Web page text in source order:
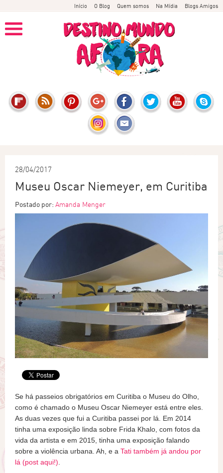
Início O Blog Quem somos Na Mídia Blogs Amigos
28/04/2017
Museu Oscar Niemeyer, em Curitiba
Postado por: Amanda Menger
Se há passeios obrigatórios em Curitiba o Museu do Olho,
como é chamado o Museu Oscar Niemeyer está entre eles.
As duas vezes que fui a Curitiba passei por lá. Em 2014
tinha uma exposição linda sobre Frida Khalo, com fotos da
vida da artista e em 2015, tinha uma exposição falando
sobre a violência urbana. Ah, e a Tati também já andou por
lá (post aqui!)